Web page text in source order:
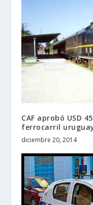
CAF aprobó USD
ferrocarril
diciembre 20, 2014